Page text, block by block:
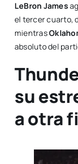
LeBron James
el tercer cuarto,
mientras
absoluto del
su
a otra